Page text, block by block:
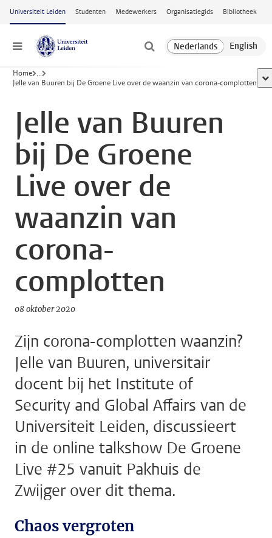
Ga naar hoofdinhoud
Universiteit Leiden Studenten Medewerkers Organisatiegids Bibliotheek
Menu
Home ...
Jelle van Buuren bij De Groene Live over de waanzin van corona-complotten
Jelle van Buuren
bij De Groene
Live over de
waanzin van
corona-
complotten
08 oktober 2020
Zijn corona-complotten waanzin?
Jelle van Buuren, universitair
docent bij het Institute of
Security and Global Affairs van de
Universiteit Leiden, discussieert
in de online talkshow De Groene
Live #25 vanuit Pakhuis de
Zwijger over dit thema.
Chaos vergroten